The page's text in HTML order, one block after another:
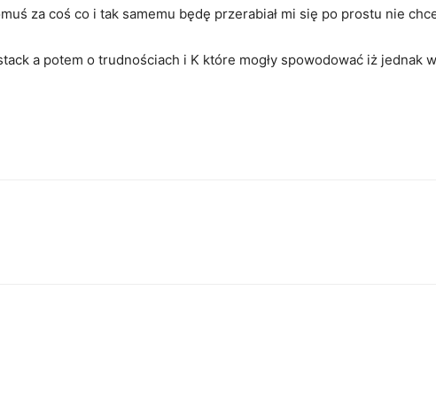
za coś co i tak samemu będę przerabiał mi się po prostu nie
a potem o trudnościach i K które mogły spowodować iż jednak